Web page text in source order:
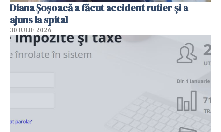
Diana Șoșoacă a făcut accident rutier și a
ajuns la spital
30 IULIE 2026